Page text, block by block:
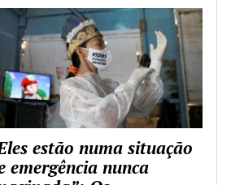
estão numa situação
emergência nunca